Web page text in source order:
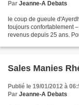
Par Jeanne-A Debats
le coup de gueule
toujours confortablement
revenus depuis 25 ans.
Sales Manies
Publié le 19/01/2012 à
Par Jeanne-A Debats